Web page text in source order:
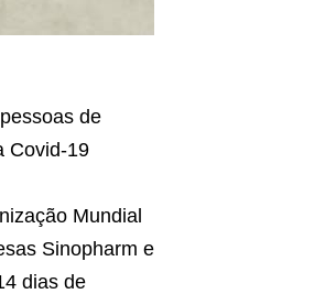
de
Covid-19
Mundial
Sinopharm e
dias de